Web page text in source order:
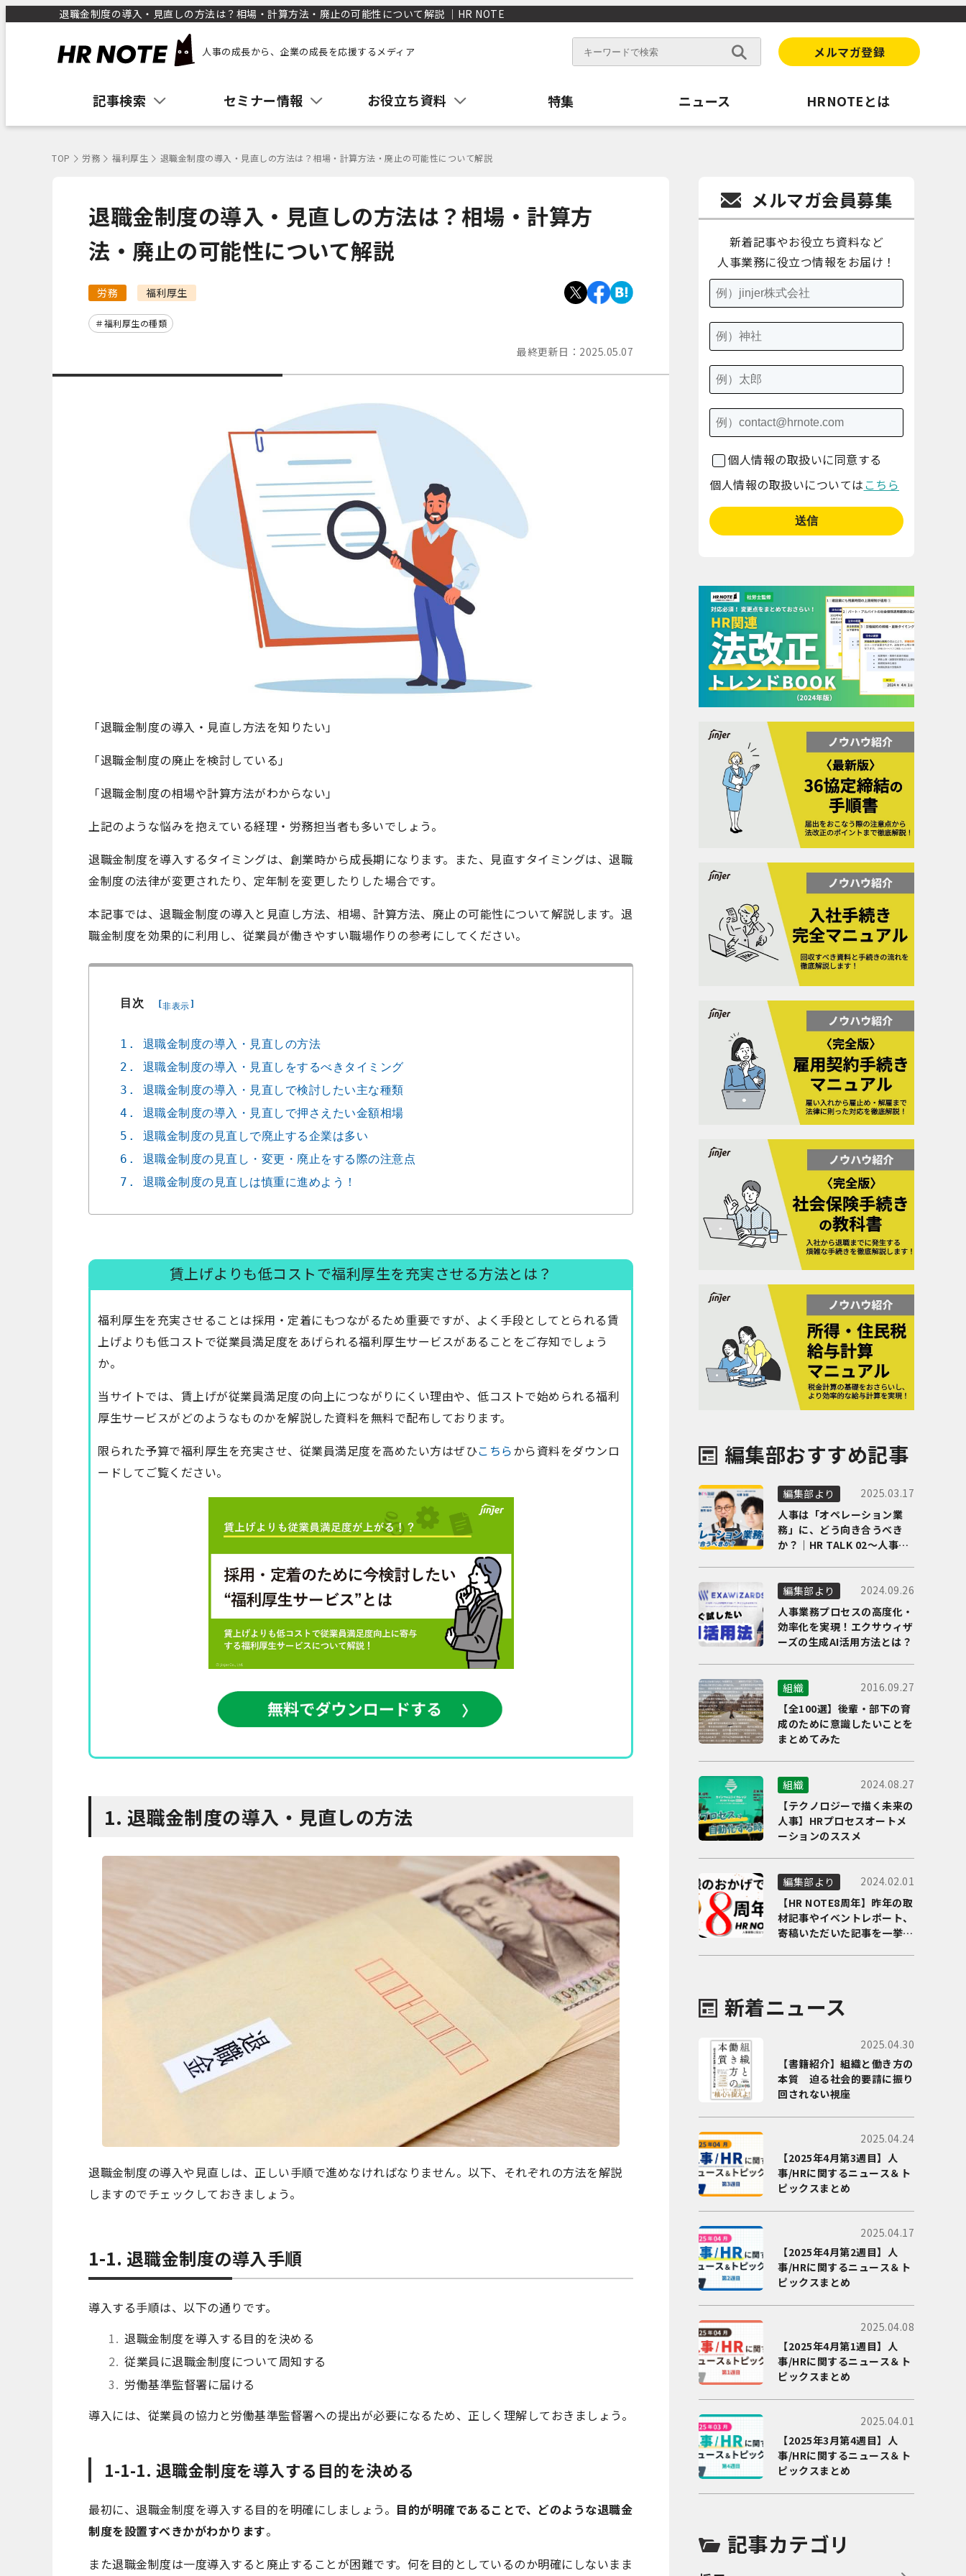
退職金制度の導入・見直しの方法は？相場・計算方法・廃止の可能性について解説 ｜HR NOTE
人事の成長から、企業の成長を応援するメディア メルマガ登録
記事検索 セミナー情報 お役立ち資料 特集 ニュース HRNOTEとは
TOP 労務 福利厚生 退職金制度の導入・見直しの方法は？相場・計算方法・廃止の可能性について解説
退職金制度の導入・見直しの方法は？相場・計算方
法・廃止の可能性について解説
労務 福利厚生
福利厚生の種類
最終更新日： 2025.05.07
「退職金制度の導入・見直し方法を知りたい」
「退職金制度の廃止を検討している」
「退職金制度の相場や計算方法がわからない」
上記のような悩みを抱えている経理・労務担当者も多いでしょう。
退職金制度を導入するタイミングは、創業時から成長期になります。また、見直すタイミングは、退職
金制度の法律が変更されたり、定年制を変更したりした場合です。
本記事では、退職金制度の導入と見直し方法、相場、計算方法、廃止の可能性について解説します。退
職金制度を効果的に利用し、従業員が働きやすい職場作りの参考にしてください。
目次 [非表示
1. 退職金制度の導入・見直しの方法
2. 退職金制度の導入・見直しをするべきタイミング
3. 退職金制度の導入・見直しで検討したい主な種類
4. 退職金制度の導入・見直しで押さえたい金額相場
5. 退職金制度の見直しで廃止する企業は多い
6. 退職金制度の見直し・変更・廃止をする際の注意点
7. 退職金制度の見直しは慎重に進めよう！
賃上げよりも低コストで福利厚生を充実させる方法とは？
福利厚生を充実させることは採用・定着にもつながるため重要ですが、よく手段としてとられる賃
上げよりも低コストで従業員満足度をあげられる福利厚生サービスがあることをご存知でしょう
か。
当サイトでは、賃上げが従業員満足度の向上につながりにくい理由や、低コストで始められる福利
厚生サービスがどのようなものかを解説した資料を無料で配布しております。
限られた予算で福利厚生を充実させ、従業員満足度を高めたい方はぜひこちらから資料をダウンロ
ードしてご覧ください。
1. 退職金制度の導入・見直しの方法
退職金制度の導入や見直しは、正しい手順で進めなければなりません。以下、それぞれの方法を解説
しますのでチェックしておきましょう。
1-1. 退職金制度の導入手順
導入する手順は、以下の通りです。
退職金制度を導入する目的を決める
従業員に退職金制度について周知する
労働基準監督署に届ける
導入には、従業員の協力と労働基準監督署への提出が必要になるため、正しく理解しておきましょう。
1-1-1. 退職金制度を導入する目的を決める
最初に、退職金制度を導入する目的を明確にしましょう。 目的が明確であることで、どのような退職金
制度を設置すべきかがわかります。
また退職金制度は一度導入すると廃止することが困難です。何を目的としているのか明確にしないまま
メルマガ会員募集
新着記事やお役立ち資料など
人事業務に役立つ情報をお届け！
個人情報の取扱いに同意する
個人情報の取扱いについては こちら
編集部おすすめ記事
編集部より
2025.03.17
人事は「オペレーション業
務」に、どう向き合うべき
か？｜HR TALK 02～人事DX
編集部より
2024.09.26
人事業務プロセスの高度化・
効率化を実現！エクサウィザ
ーズの生成AI活用方法とは？
組織
2016.09.27
【全100選】後輩・部下の育
成のために意識したいことを
まとめてみた
組織
2024.08.27
【テクノロジーで描く未来の
人事】HRプロセスオートメ
ーションのススメ
編集部より
2024.02.01
【HR NOTE8周年】昨年の取
材記事やイベントレポート、
寄稿いただいた記事を一挙に
新着ニュース
2025.04.30
【書籍紹介】組織と働き方の
本質 迫る社会的要請に振り
回されない視座
2025.04.24
【2025年4月第3週目】人
事/HRに関するニュース＆ト
ピックスまとめ
2025.04.17
【2025年4月第2週目】人
事/HRに関するニュース＆ト
ピックスまとめ
2025.04.08
【2025年4月第1週目】人
事/HRに関するニュース＆ト
ピックスまとめ
2025.04.01
【2025年3月第4週目】人
事/HRに関するニュース＆ト
ピックスまとめ
記事カテゴリ